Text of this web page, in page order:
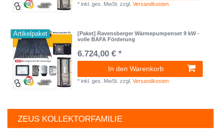
*inkl. ges. MwSt. zzgl.Versandkosten
Artikelpaket
[Paket] Ravensberger Wärmepumpenset 9 kW -
volle BAFA Förderung
6.724,00 € *
In den Warenkorb
*inkl. ges. MwSt. zzgl.Versandkosten
ZEUS KOLLEKTORFAMILIE